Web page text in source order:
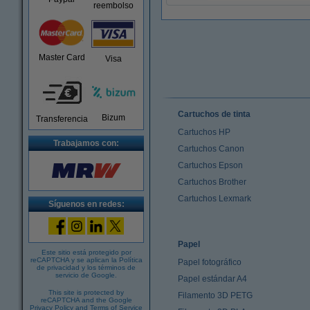
reembolso
Master Card Visa
Transferencia Bizum
Trabajamos con:
Síguenos en redes:
Este sitio está protegido por
reCAPTCHA y se aplican la Política
de privacidad y los términos de
servicio de Google
This site is protected by
reCAPTCHA and the Google
Privacy Policy and Terms of Service
Cartuchos de tinta
Cartuchos HP
Cartuchos Canon
Cartuchos Epson
Cartuchos Brother
Cartuchos Lexmark
Papel
Papel fotográfico
Papel estándar A4
Filamento 3D PETG